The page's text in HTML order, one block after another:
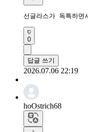
선글라스가 독특하
0
답글 쓰기
2026.07.06 22:19
hoOstrich68